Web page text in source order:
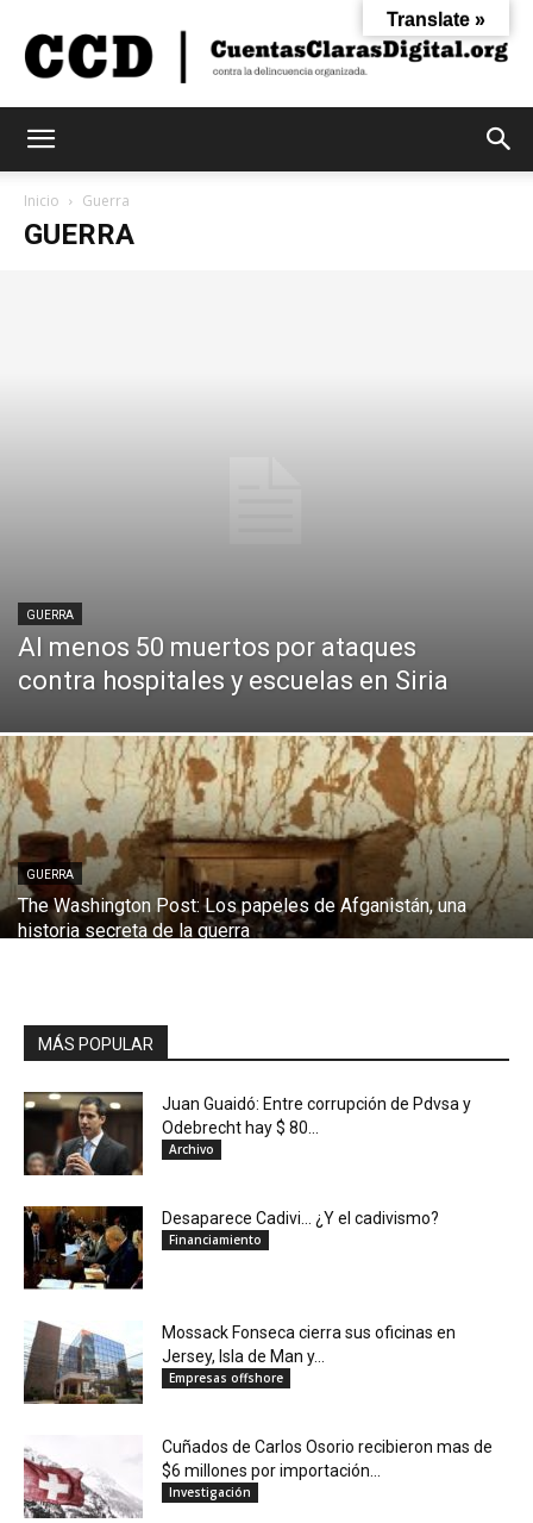
Inicio Guerra
GUERRA
GUERRA
Al menos 50 muertos por ataques
contra hospitales y escuelas en Siria
GUERRA
The Washington Post: Los papeles de Afganistán, una
historia secreta de la guerra
MÁS POPULAR
Juan Guaidó: Entre corrupción de Pdvsa y
Odebrecht hay $ 80...
Archivo
Desaparece Cadivi… ¿Y el cadivismo?
Financiamiento
Mossack Fonseca cierra sus oficinas en
Jersey, Isla de Man y...
Empresas offshore
Cuñados de Carlos Osorio recibieron mas de
$6 millones por importación...
Investigación
Translate »